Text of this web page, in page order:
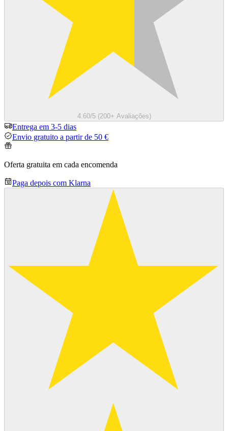
4.60/5 (200+ Avaliações)
Entrega em 3-5 dias
Envio gratuito a partir de 50 €
Oferta gratuita em cada encomenda
Paga depois com Klarna